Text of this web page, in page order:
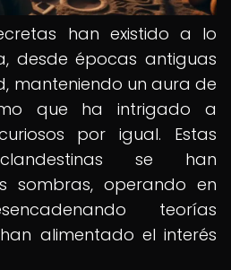
han existido a lo
desde épocas antiguas
manteniendo un aura de
que ha intrigado a
por igual. Estas
clandestinas se han
sombras, operando en
teorías
alimentado el interés